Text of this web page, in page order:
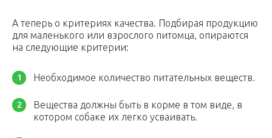
А теперь о критериях качества. Подбирая продукцию
для маленького или взрослого питомца, опираются
на следующие критерии:
Необходимое количество питательных веществ.
Вещества должны быть в корме в том виде, в
котором собаке их легко усваивать.